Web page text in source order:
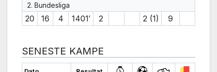
2. Bundesliga
20 16 4 1401′ 2 2 (1) 9
SENESTE KAMPE